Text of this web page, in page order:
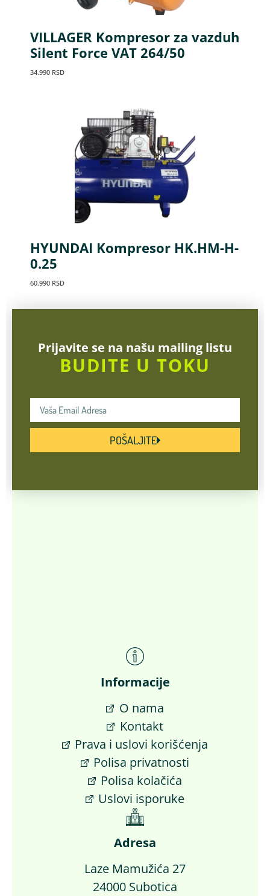
VILLAGER Kompresor za vazduh
Silent Force VAT 264/50
34.990 RSD
HYUNDAI Kompresor HK.HM-H-
0.25
60.990 RSD
Prijavite se na našu mailing listu
BUDITE U TOKU
POŠALJITE
Informacije
O nama
Kontakt
Prava i uslovi korišćenja
Polisa privatnosti
Polisa kolačića
Uslovi isporuke
Adresa
Laze Mamužića 27
24000 Subotica